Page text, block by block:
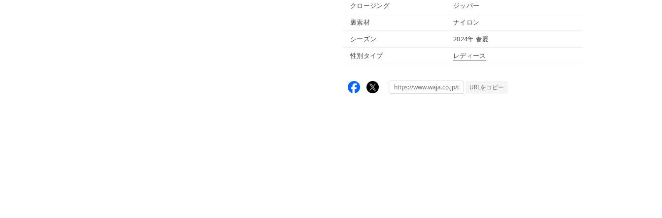
クロージング
ジッパー
裏素材
ナイロン
シーズン
2024年 春夏
性別タイプ
レディース
URLをコピー